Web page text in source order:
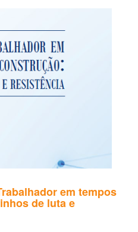
em tempos
de luta e